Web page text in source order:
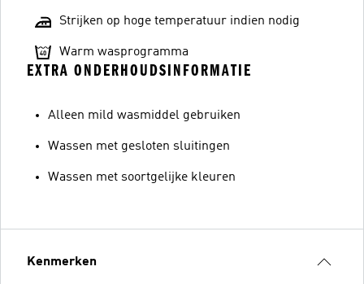
Strijken op hoge temperatuur indien nodig
Warm wasprogramma
EXTRA ONDERHOUDSINFORMATIE
Alleen mild wasmiddel gebruiken
Wassen met gesloten sluitingen
Wassen met soortgelijke kleuren
Kenmerken